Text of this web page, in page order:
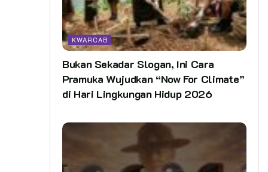
KWARCAB
Bukan Sekadar Slogan, Ini Cara
Pramuka Wujudkan “Now For Climate”
di Hari Lingkungan Hidup 2026